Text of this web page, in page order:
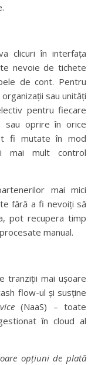
clicuri în interfața
nevoie de tichete
de cont. Pentru
sau unități
pentru fiecare
sau oprire în orice
fi mutate în mod
mai mult control
mai mici
fără a fi nevoiți să
pot recupera timp
manual.
tranziții mai ușoare
flow-ul și susține
(NaaS) – toate
în cloud al
opțiuni de plată